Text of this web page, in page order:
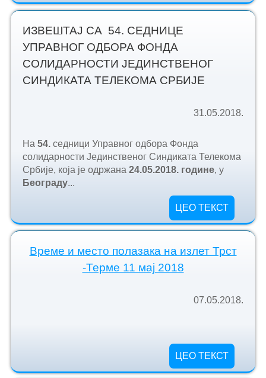
ИЗВЕШТАЈ СА 54. СЕДНИЦЕ
УПРАВНОГ ОДБОРА ФОНДА
СОЛИДАРНОСТИ ЈЕДИНСТВЕНОГ
СИНДИКАТА ТЕЛЕКОМА СРБИЈЕ
31.05.2018.
На 54. седници Управног одбора Фонда
солидарности Јединственог Синдиката Телекома
Србије, која је одржана 24.05.2018. године, у
Београду...
ЦЕО ТЕКСТ
Време и место полазака на излет Трст
-Терме 11 мај 2018
07.05.2018.
ЦЕО ТЕКСТ